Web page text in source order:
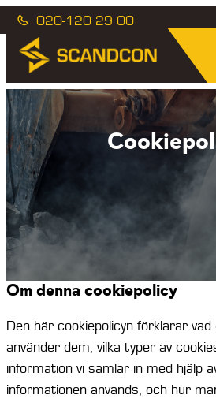
020-120 29 00
Om denna cookiepolicy
Den här cookiepolicyn förklarar
använder dem, vilka typer av
information vi samlar in med hjälp
informationen används, och hur